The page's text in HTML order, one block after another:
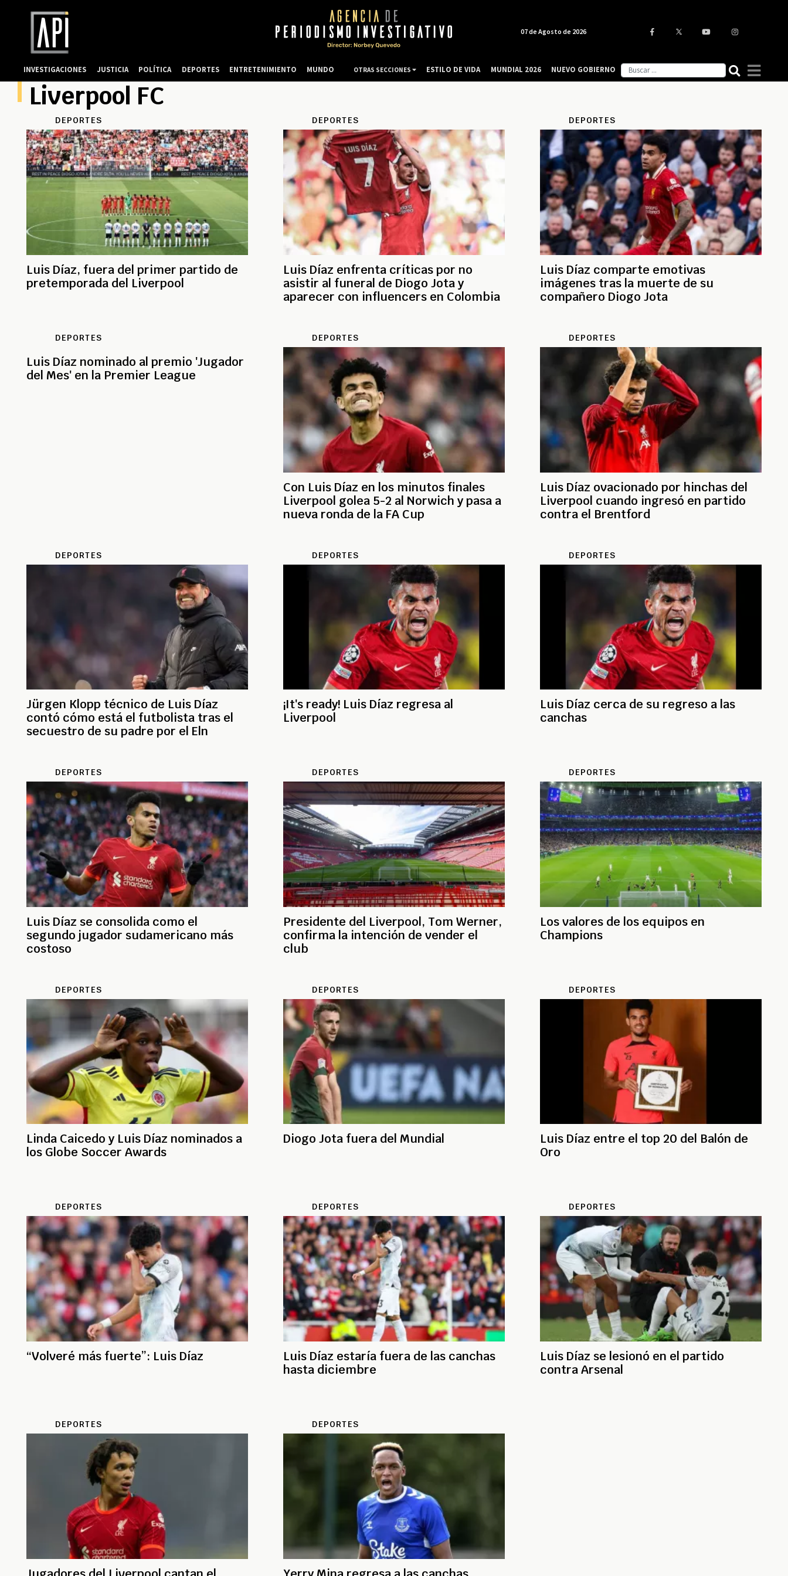
Liverpool FC
DEPORTES
Luis Díaz, fuera del primer partido de
pretemporada del Liverpool
DEPORTES
Luis Díaz enfrenta críticas por no
asistir al funeral de Diogo Jota y
aparecer con influencers en Colombia
DEPORTES
Luis Díaz comparte emotivas
imágenes tras la muerte de su
compañero Diogo Jota
DEPORTES
Luis Díaz nominado al premio 'Jugador
del Mes' en la Premier League
DEPORTES
Con Luis Díaz en los minutos finales
Liverpool golea 5-2 al Norwich y pasa a
nueva ronda de la FA Cup
DEPORTES
Luis Díaz ovacionado por hinchas del
Liverpool cuando ingresó en partido
contra el Brentford
DEPORTES
Jürgen Klopp técnico de Luis Díaz
contó cómo está el futbolista tras el
secuestro de su padre por el Eln
DEPORTES
¡It's ready! Luis Díaz regresa al
Liverpool
DEPORTES
Luis Díaz cerca de su regreso a las
canchas
DEPORTES
Luis Díaz se consolida como el
segundo jugador sudamericano más
costoso
DEPORTES
Presidente del Liverpool, Tom Werner,
confirma la intención de vender el
club
DEPORTES
Los valores de los equipos en
Champions
DEPORTES
Linda Caicedo y Luis Díaz nominados a
los Globe Soccer Awards
DEPORTES
Diogo Jota fuera del Mundial
DEPORTES
Luis Díaz entre el top 20 del Balón de
Oro
DEPORTES
“Volveré más fuerte”: Luis Díaz
DEPORTES
Luis Díaz estaría fuera de las canchas
hasta diciembre
DEPORTES
Luis Díaz se lesionó en el partido
contra Arsenal
DEPORTES DEPORTES
07 de Agosto de 2026
INVESTIGACIONES JUSTICIA POLÍTICA DEPORTES ENTRETENIMIENTO MUNDO OTRAS SECCIONES ESTILO DE VIDA MUNDIAL 2026 NUEVO GOBIERNO